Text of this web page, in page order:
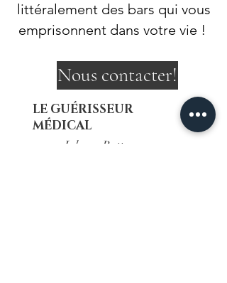
littéralement des bars qui vous
emprisonnent dans votre vie !
Nous contacter!
LE GUÉRISSEUR
MÉDICAL
Johnny Batterson